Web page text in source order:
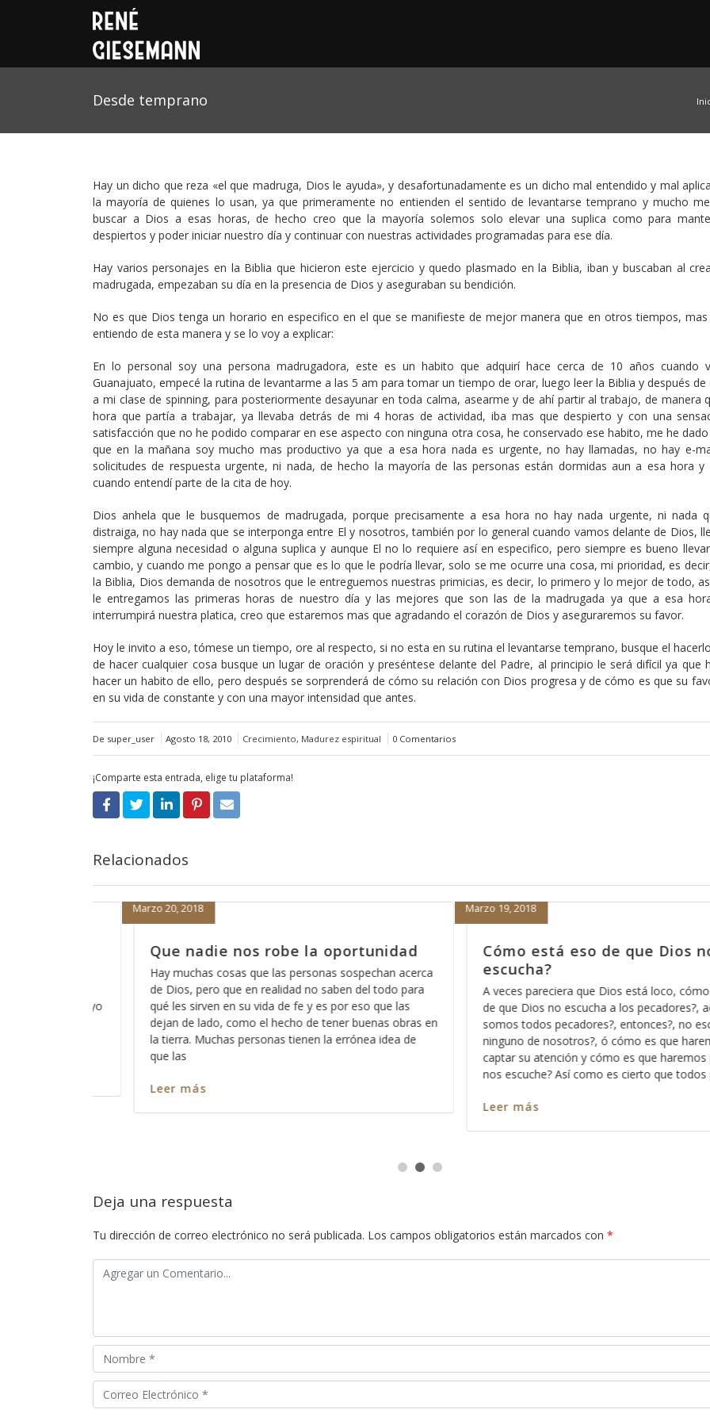
Desde temprano
Hay un dicho que reza «el que madruga, Dios le ayuda», y desafortunadamente es un dicho mal entendido y mal
la mayoría de quienes lo usan, ya que primeramente no entienden el sentido de levantarse temprano y mucho
buscar a Dios a esas horas, de hecho creo que la mayoría solemos solo elevar una suplica como para
despiertos y poder iniciar nuestro día y continuar con nuestras actividades programadas para ese día.
Hay varios personajes en la Biblia que hicieron este ejercicio y quedo plasmado en la Biblia, iban y buscaban al
madrugada, empezaban su día en la presencia de Dios y aseguraban su bendición.
No es que Dios tenga un horario en especifico en el que se manifieste de mejor manera que en otros tiempos,
entiendo de esta manera y se lo voy a explicar:
En lo personal soy una persona madrugadora, este es un habito que adquirí hace cerca de 10 años cuando
Guanajuato, empecé la rutina de levantarme a las 5 am para tomar un tiempo de orar, luego leer la Biblia y después de
a mi clase de spinning, para posteriormente desayunar en toda calma, asearme y de ahí partir al trabajo, de manera
hora que partía a trabajar, ya llevaba detrás de mi 4 horas de actividad, iba mas que despierto y con una
satisfacción que no he podido comparar en ese aspecto con ninguna otra cosa, he conservado ese habito, me he
que en la mañana soy mucho mas productivo ya que a esa hora nada es urgente, no hay llamadas, no hay e-
solicitudes de respuesta urgente, ni nada, de hecho la mayoría de las personas están dormidas aun a esa hora y
cuando entendí parte de la cita de hoy.
Dios anhela que le busquemos de madrugada, porque precisamente a esa hora no hay nada urgente, ni nada
distraiga, no hay nada que se interponga entre El y nosotros, también por lo general cuando vamos delante de Dios,
siempre alguna necesidad o alguna suplica y aunque El no lo requiere así en especifico, pero siempre es bueno
cambio, y cuando me pongo a pensar que es lo que le podría llevar, solo se me ocurre una cosa, mi prioridad, es
la Biblia, Dios demanda de nosotros que le entreguemos nuestras primicias, es decir, lo primero y lo mejor de todo,
le entregamos las primeras horas de nuestro día y las mejores que son las de la madrugada ya que a esa
interrumpirá nuestra platica, creo que estaremos mas que agradando el corazón de Dios y aseguraremos su favor.
Hoy le invito a eso, tómese un tiempo, ore al respecto, si no esta en su rutina el levantarse temprano, busque el
de hacer cualquier cosa busque un lugar de oración y preséntese delante del Padre, al principio le será difícil ya que
hacer un habito de ello, pero después se sorprenderá de cómo su relación con Dios progresa y de cómo es que su
en su vida de constante y con una mayor intensidad que antes.
De super_user Agosto 18, 2010 Crecimiento, Madurez espiritual 0 Comentarios
¡Comparte esta entrada, elige tu plataforma!
Relacionados
personas sospechan acerca
fe y es por eso que las
de tener buenas obras en
Cómo está eso de que Dios no nos
escucha?
Marzo 19, 2018
A veces pareciera que Dios está loco, cómo está eso
de que Dios no escucha a los pecadores?, acaso no
somos todos pecadores?, entonces?, no escucha a
ninguno de nosotros?, ó cómo es que haremos para
Porque nada más orar
nos sirve
Febrero 15, 2018
Hace días que reflexiono acerca
Dios pues ese método que Dios
los significados no ocultos sino
palabra, entre más nos vamos
más profundo nos permite Dios
en cada pasaja y más claro nos
Deja una respuesta
Tu dirección de correo electrónico no será publicada. Los campos obligatorios están marcados con *